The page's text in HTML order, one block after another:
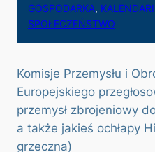
GOSPODARKA,
SPOŁECZEŃSTWO
Komisje Przemysłu i
Europejskiego
przemysł zbrojeniowy
a także jakieś ochłapy
grzeczna)